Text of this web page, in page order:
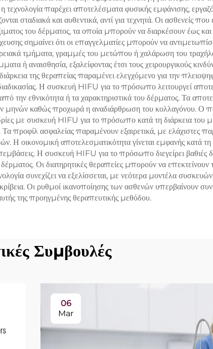
Σφίξιμο Δέρματος και
Ραδιοσυχνότητας στο
Πρόσωπο για Απώλεια
Βάρους και Αδυνατισμό
Σώματος
τεχνολογία παρέχει αποτελέσματα φυσικής εμφάνισης,
σταδιακά και αυθεντικά, αντί για τεχνητά. Οι ασθενείς
του δέρματος, τα οποία μπορούν να διαρκέσουν έως
σημαίνει ότι οι επαγγελματίες μπορούν να
τμήματα, γραμμές του μετώπου ή χαλάρωση του
αναισθησία, εξαλείφοντας έτσι τους χειρουργικούς
της θεραπείας παραμένει ελεγχόμενο για την
Η συσκευή HIFU για το πρόσωπο λειτουργεί
την εθνικότητα ή τα χαρακτηριστικά του δέρματος. Τα
μηνών καθώς προχωρά η αναδιάρθρωση του κολλαγόνου. Ο
με συσκευή HIFU για το πρόσωπο κατά τη διάρκεια του
προφίλ ασφαλείας παραμένουν εξαιρετικά, με ελάχιστες
Η οικονομική αποτελεσματικότητα γίνεται εμφανής κατά
Η συσκευή HIFU για το πρόσωπο διεγείρει βαθιές
δέρματος. Οι διατηρητικές θεραπείες μπορούν να
συνεχίζει να εξελίσσεται, με νεότερα μοντέλα
Οι ρυθμοί ικανοποίησης των ασθενών υπερβαίνουν
της προηγμένης θεραπευτικής μεθόδου.
Συμβουλές
06
Mar